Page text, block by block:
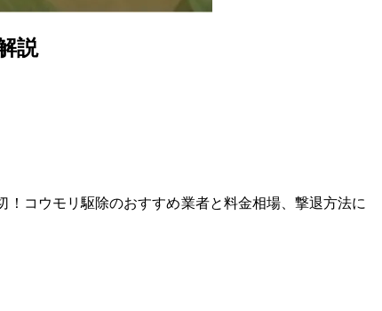
説
コウモリ駆除のおすすめ業者と料金相場、撃退方法に